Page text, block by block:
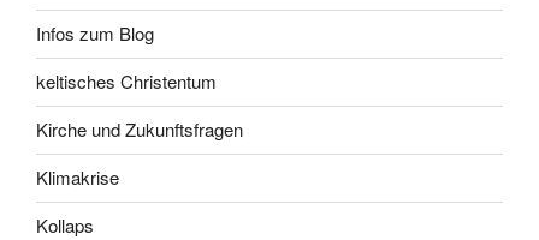
Infos zum Blog
keltisches Christentum
Kirche und Zukunftsfragen
Klimakrise
Kollaps